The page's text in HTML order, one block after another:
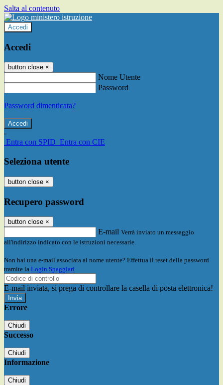
Salta al contenuto
Accedi
Accedi
button close ×
Nome Utente
Password
Password dimenticata?
-
Entra con SPID Entra con CIE
Seleziona utente
button close ×
Recupero password
button close ×
E-mail Verrà inviato un messaggio
all'indirizzo indicato con le istruzioni necessarie.
Non hai una e-mail associata al nome utente? Effettua il reset della password
tramite la Login Spaggiari
E-mail inviata, si prega di controllare la casella di posta elettronica!
Errore
Chiudi
Successo
Chiudi
Informazione
Chiudi